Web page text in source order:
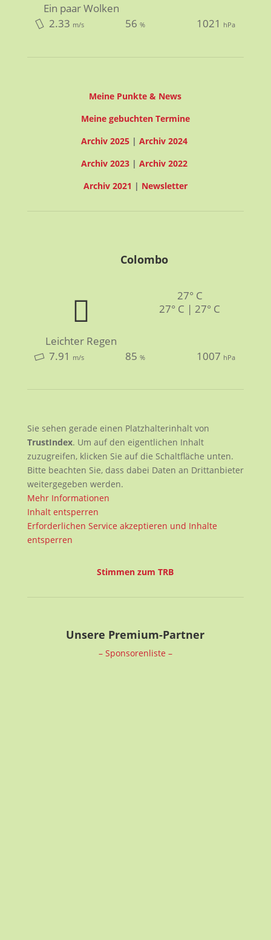
Ein paar Wolken
2.33 m/s 56% 1021 hPa
Meine Punkte & News
Meine gebuchten Termine
Archiv 2025| Archiv 2024
Archiv 2023| Archiv 2022
Archiv 2021 | Newsletter
Colombo
Leichter Regen
27° C
27° C | 27° C
7.91 m/s 85% 1007 hPa
Sie sehen gerade einen Platzhalterinhalt von
TrustIndex. Um auf den eigentlichen Inhalt
zuzugreifen, klicken Sie auf die Schaltfläche unten.
Bitte beachten Sie, dass dabei Daten an Drittanbieter
weitergegeben werden.
Mehr Informationen
Inhalt entsperren
Erforderlichen Service akzeptieren und Inhalte
entsperren
Stimmen zum TRB
Unsere Premium-Partner
– Sponsorenliste –